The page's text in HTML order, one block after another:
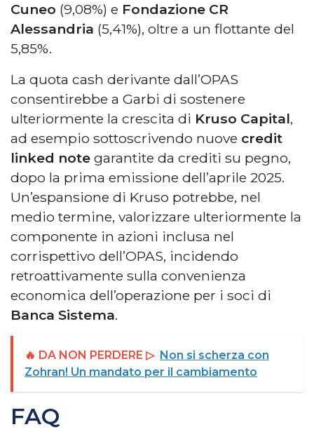
Cuneo (9,08%) e Fondazione CR
Alessandria (5,41%), oltre a un flottante del
5,85%.
La quota cash derivante dall’OPAS
consentirebbe a Garbi di sostenere
ulteriormente la crescita di Kruso Capital,
ad esempio sottoscrivendo nuove credit
linked note garantite da crediti su pegno,
dopo la prima emissione dell’aprile 2025.
Un’espansione di Kruso potrebbe, nel
medio termine, valorizzare ulteriormente la
componente in azioni inclusa nel
corrispettivo dell’OPAS, incidendo
retroattivamente sulla convenienza
economica dell’operazione per i soci di
Banca Sistema.
🔥 DA NON PERDERE ▷ Non si scherza con
Zohran! Un mandato per il cambiamento
FAQ